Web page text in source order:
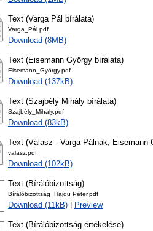
Text (Varga Pál bírálata)
Varga_Pál.pdf
Download (8MB)
Text (Eisemann György bírálata)
Eisemann_György.pdf
Download (137kB)
Text (Szajbély Mihály bírálata)
Szajbély_Mihály.pdf
Download (83kB)
Text (Válasz - Varga Pálnak, Eisemann
valasz.pdf
Download (102kB)
Text (Bírálóbizottság)
Bírálóbizottság_Hajdu Péter.pdf
Download (11kB) Preview
Text (Bírálóbizottság értékelése)